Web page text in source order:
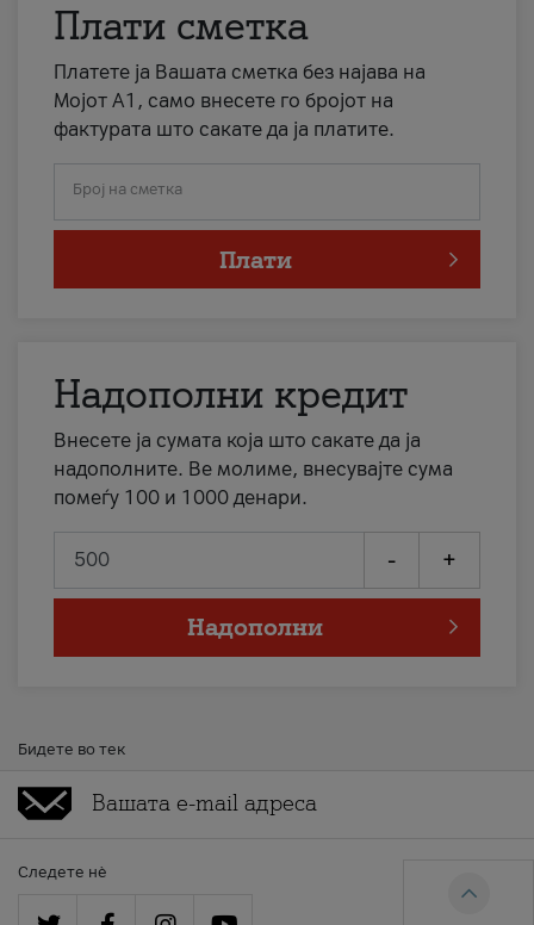
Плати сметка
Платете ја Вашата сметка без најава на
Мојот А1, само внесете го бројот на
фактурата што сакате да ја платите.
Број на сметка
Плати
Надополни кредит
Внесете ја сумата која што сакате да ја
надополните. Ве молиме, внесувајте сума
помеѓу 100 и 1000 денари.
- +
Надополни
Бидете во тек
Следете нè